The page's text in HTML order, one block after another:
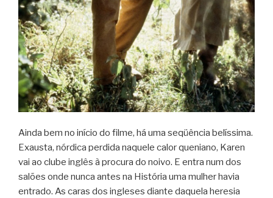
Ainda bem no início do filme, há uma seqüência belíssima.
Exausta, nórdica perdida naquele calor queniano, Karen
vai ao clube inglês à procura do noivo. E entra num dos
salões onde nunca antes na História uma mulher havia
entrado. As caras dos ingleses diante daquela heresia